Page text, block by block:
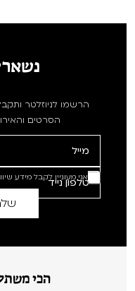
הרשמו לניוזלטר
הסרטים
אני מעוניין לקבל מידע
הכי